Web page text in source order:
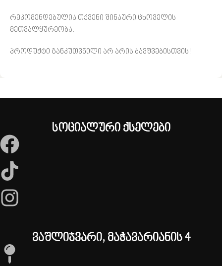
რეკომენდებულია თქვენი შინაური ცხოველის
მეთვალყურეობა.
პროდუქტი განკუთვნილი არ არის ბავშვებისთვის!
სოციალური ქსელები
ვაშლიჯვარი, მაჭავარიანის 4